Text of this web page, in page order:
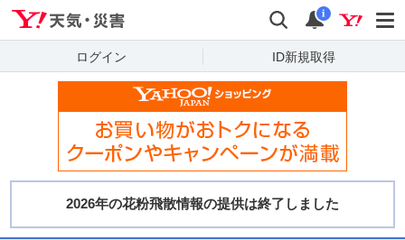
検索 通知
i
ログイン ID新規取得